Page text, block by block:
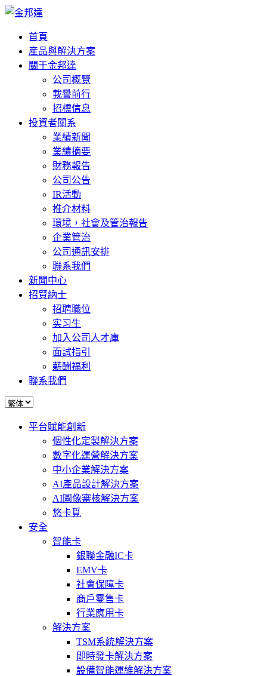
首頁
産品與解決方案
關于金邦達
公司概覽
載譽前行
招標信息
投資者關系
業績新聞
業績摘要
財務報告
公司公告
IR活動
推介材料
環境，社會及管治報告
企業管治
公司通訊安排
聯系我們
新聞中心
招賢納士
招聘職位
实习生
加入公司人才庫
面試指引
薪酬福利
聯系我們
平台賦能創新
個性化定製解決方案
數字化運營解決方案
中小企業解決方案
AI產品設計解決方案
AI圖像審核解決方案
悠卡覓
安全
智能卡
銀聯金融IC卡
EMV卡
社會保障卡
商戶零售卡
行業應用卡
解決方案
TSM系統解決方案
即時發卡解決方案
設備智能運維解決方案